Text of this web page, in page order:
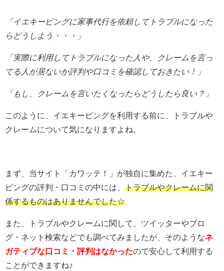
「イエキーピングに家事代行を依頼してトラブルになった
らどうしよう・・・」
「実際に利用してトラブルになった人や、クレームを言っ
てる人が居ないか評判や口コミを確認しておきたい！」
「もし、クレームを言いたくなったらどうしたら良い？」
このように、イエキーピングを利用する前に、トラブルや
クレームについて気になりますよね。
まず、当サイト「カワッテ！」が独自に集めた、イエキー
ピングの評判・口コミの中には、 トラブルやクレームに関
係するものはありませんでした☆
また、トラブルやクレームに関して、ツイッターやブロ
グ・ネット検索などでも調べてみましたが、そのようなネ
ガティブな口コミ・評判はなかったので安心して利用する
ことができますね♪